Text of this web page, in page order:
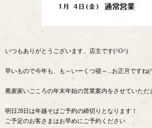
いつもありがとうございます、店主です(^O^)
早いもので今年も、も～いーくつ寝～...お正月ですね
蕎麦家いごころの年末年始の営業案内をさせていただ
明日28日は年越そばご予約の締切りとなります！
ご予定のお客さまはお早めにご予約ください